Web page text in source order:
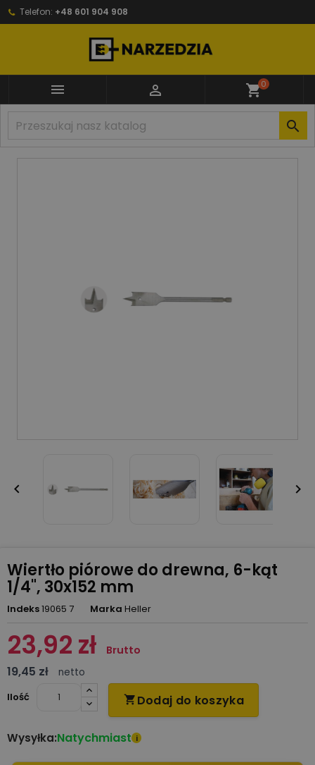
Telefon: +48 601 904 908
  shopping_cart0

 
Wiertło piórowe do drewna, 6-kąt
1/4", 30x152 mm
Indeks19065 7 Marka Heller
23,92 zł Brutto
19,45 zł
netto
Ilość
 Dodaj do koszyka
Wysyłka:Natychmiast i